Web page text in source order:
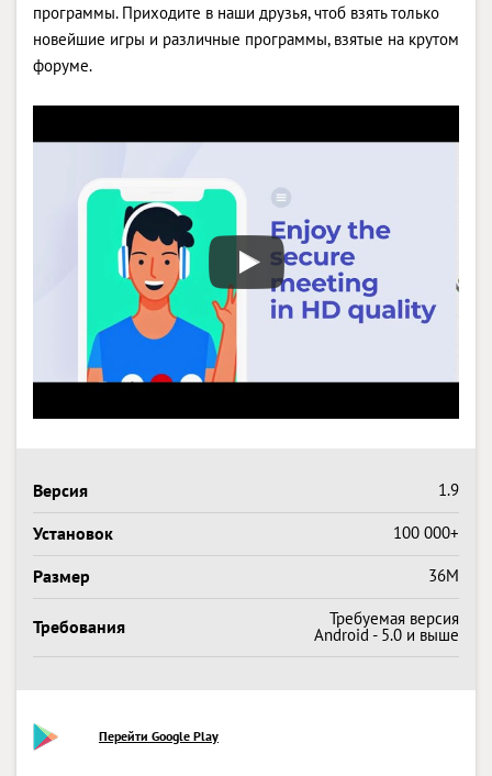
программы. Приходите в наши друзья, чтоб взять только
новейшие игры и различные программы, взятые на крутом
форуме.
Версия 1.9
Установок 100 000+
Размер 36M
Требования Требуемая версия
Android - 5.0 и выше
Перейти Google Play